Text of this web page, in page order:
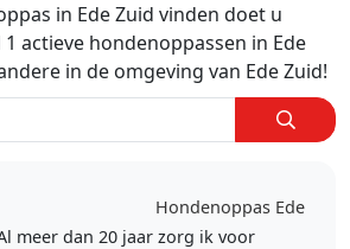
in Ede Zuid vinden doet u
actieve hondenoppassen in Ede
in de omgeving van Ede Zuid!
Hondenoppas Ede
meer dan 20 jaar zorg ik voor